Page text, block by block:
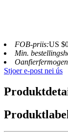
FOB-priis:US
Min.
Stjoer e-post nei ús